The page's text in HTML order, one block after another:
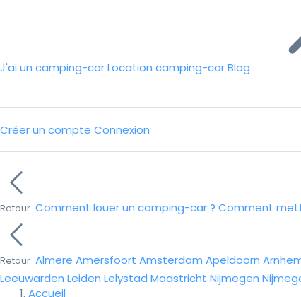
J'ai un camping-carLocation camping-carBlog
Créer un compte Connexion
Retour Comment louer un camping-car ? Comment
Retour Almere Amersfoort Amsterdam Apeldoorn
Leeuwarden Leiden Lelystad Maastricht Nijmegen
Accueil